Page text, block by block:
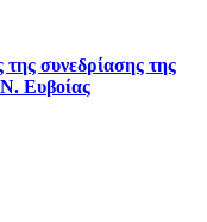
συνεδρίασης της
Ευβοίας